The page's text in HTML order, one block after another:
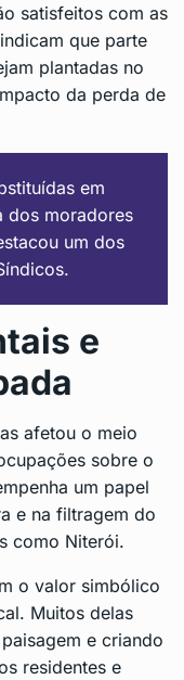
satisfeitos com as
que parte
plantadas no
da perda de
em
dos moradores
um dos
e
afetou o meio
sobre o
um papel
e na filtragem do
como Niterói.
o valor simbólico
Muitos delas
e criando
residentes e